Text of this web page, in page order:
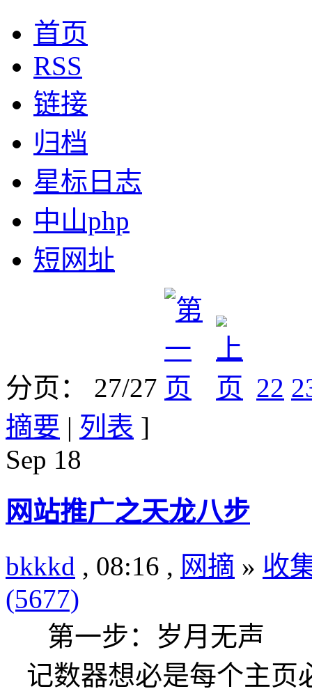
首页
RSS
链接
归档
星标日志
中山php
短网址
分页： 27/27 22
摘要 | 列表 ]
Sep 18
网站推广之天龙八步
bkkkd , 08:16 , 网摘 » 收
(5677)
第一步：岁月无声
记数器想必是每个主页